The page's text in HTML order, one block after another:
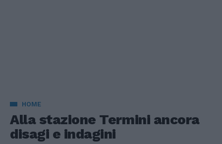
HOME
Alla stazione Termini ancora
disagi e indagini